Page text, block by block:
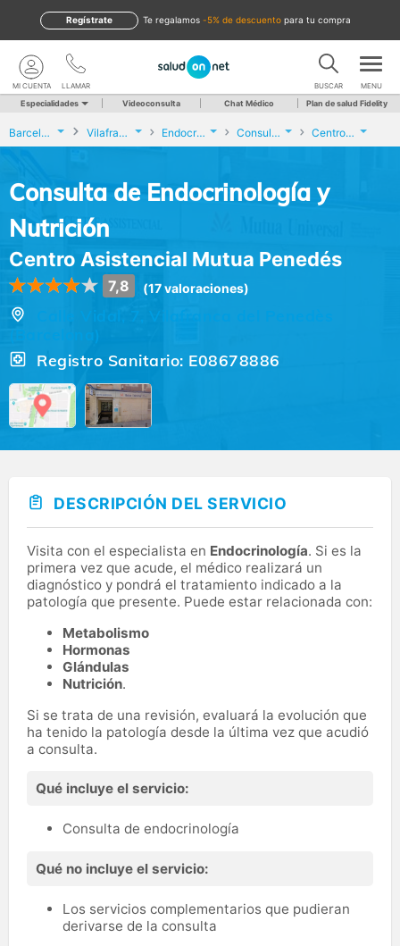
te regalamos -5% de descuento para tu compra
Regístrate
LLAMAR
MI CUENTA BUSCAR MENU
Especialidades Videoconsulta Chat Médico Plan de salud Fidelity
Barcelona Vilafranca del Penedès Endocrinología y Nutrición Consulta de Endocrinología y Nutrición Centro Asistencial Mutua Penedés
Consulta de Endocrinología y
Nutrición
Centro Asistencial Mutua Penedés
7,8 (17 valoraciones)
Registro Sanitario: E08678886
DESCRIPCIÓN DEL SERVICIO
Visita con el especialista en Endocrinología. Si es la
primera vez que acude, el médico realizará un
diagnóstico y pondrá el tratamiento indicado a la
patología que presente. Puede estar relacionada con:
Metabolismo
Hormonas
Glándulas
Nutrición.
Si se trata de una revisión, evaluará la evolución que
ha tenido la patología desde la última vez que acudió
a consulta.
Qué incluye el servicio:
Consulta de endocrinología
Qué no incluye el servicio:
Los servicios complementarios que pudieran
derivarse de la consulta